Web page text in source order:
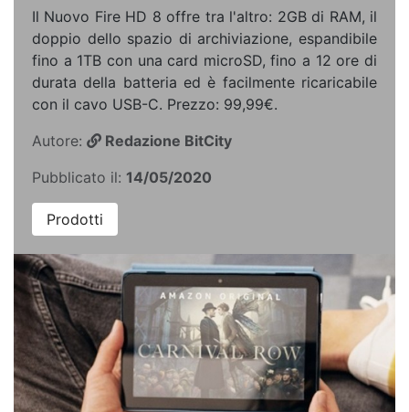
Il Nuovo Fire HD 8 offre tra l'altro: 2GB di RAM, il
doppio dello spazio di archiviazione, espandibile
fino a 1TB con una card microSD, fino a 12 ore di
durata della batteria ed è facilmente ricaricabile
con il cavo USB-C. Prezzo: 99,99€.
Autore:
Redazione BitCity
Pubblicato il: 14/05/2020
Prodotti